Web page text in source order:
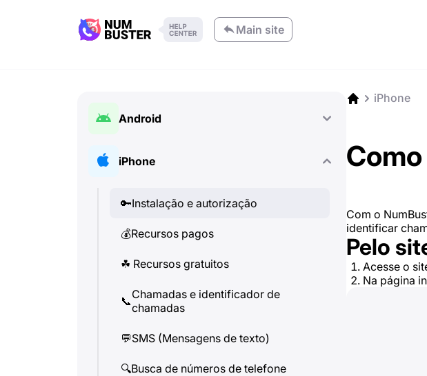
Main site
Android
🔑
chamadas
SMS (Mensagens de texto)
iPhone
🔑Instalação e autorização
💰Recursos pagos
☘ ️ Recursos gratuitos
📞Chamadas e identificador de
chamadas
💬SMS (Mensagens de texto)
🔍Busca de números de telefone
iPhone
Com o
identificar
Pelo
Acesse o
Na página